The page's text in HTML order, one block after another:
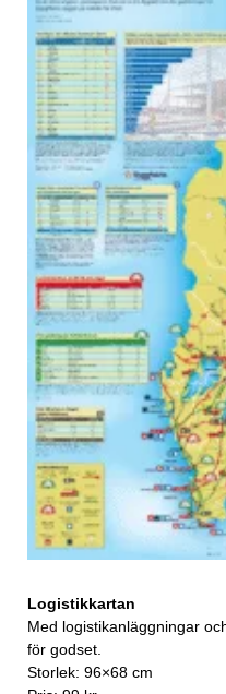
Logistikkartan
Med logistikanläggningar
för godset.
Storlek: 96×68 cm